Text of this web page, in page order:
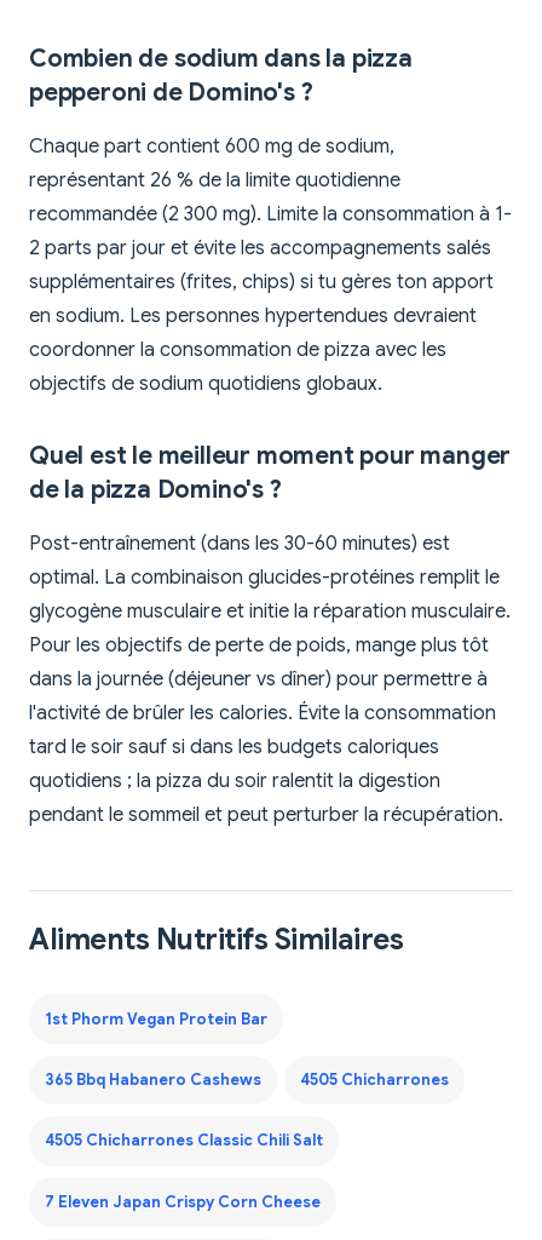
Combien de sodium dans la pizza
pepperoni de Domino's ?
Chaque part contient 600 mg de sodium,
représentant 26 % de la limite quotidienne
recommandée (2 300 mg). Limite la consommation à 1-
2 parts par jour et évite les accompagnements salés
supplémentaires (frites, chips) si tu gères ton apport
en sodium. Les personnes hypertendues devraient
coordonner la consommation de pizza avec les
objectifs de sodium quotidiens globaux.
Quel est le meilleur moment pour manger
de la pizza Domino's ?
Post-entraînement (dans les 30-60 minutes) est
optimal. La combinaison glucides-protéines remplit le
glycogène musculaire et initie la réparation musculaire.
Pour les objectifs de perte de poids, mange plus tôt
dans la journée (déjeuner vs dîner) pour permettre à
l'activité de brûler les calories. Évite la consommation
tard le soir sauf si dans les budgets caloriques
quotidiens ; la pizza du soir ralentit la digestion
pendant le sommeil et peut perturber la récupération.
Aliments Nutritifs Similaires
1st Phorm Vegan Protein Bar
365 Bbq Habanero Cashews 4505 Chicharrones
4505 Chicharrones Classic Chili Salt
7 Eleven Japan Crispy Corn Cheese